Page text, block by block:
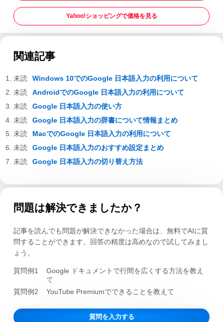
Yahoo!ショッピングで価格を見る
関連記事
Windows 10でのGoogle 日本語入力の利用について
AndroidでのGoogle 日本語入力の利用について
Google 日本語入力の使い方
Google 日本語入力の辞書について情報まとめ
MacでのGoogle 日本語入力の利用について
Google 日本語入力のおすすめ設定まとめ
Google 日本語入力の切り替え方法
問題は解決できましたか？
記事を読んでも問題が解決できなかった場合は、無料でAIに質
問することができます。回答の精度は高めなので試してみまし
ょう。
質問例1
Google ドキュメントで行間を広くする方法を教え
て
質問例2
YouTube Premiumでできることを教えて
質問を入力する